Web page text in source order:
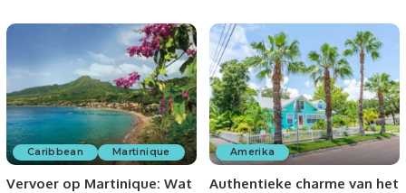
Caribbean Martinique
Vervoer op Martinique: Wat
Amerika
Authentieke charme van het